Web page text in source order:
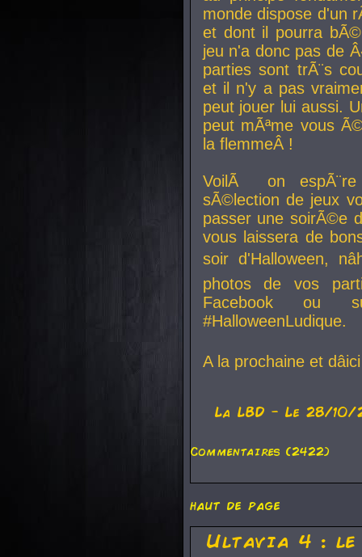
monde dispose d'un
et dont il pourra
jeu n'a donc pas de
parties sont trÃ¨s
et il n'y a pas
peut jouer lui aussi.
peut mÃªme vous
la flemmeÂ !
VoilÃ on
sÃ©lection de jeux
passer une soirÃ©e
vous laissera de
soir d'Halloween,
photos de vos
Facebook ou
#HalloweenLudique.
A la prochaine et
La LBD - Le 28/10/
Commentaires (2422)
haut de page
Ultavia 4 :